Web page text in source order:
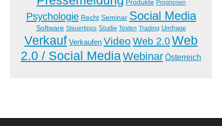
Produkte Prognosen
Psychologie Recht Seminar Social Media
Software Steuertipps Studie Texten Trading Umfrage
Verkauf Verkaufen Video Web 2.0Web
2.0 / Social MediaWebinar Österreich